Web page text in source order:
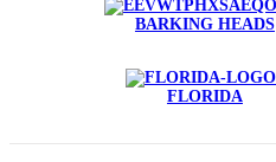
BARKING HEADS
FLORIDA